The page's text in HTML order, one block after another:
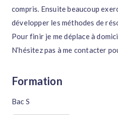
compris. Ensuite beaucoup
développer les méthodes de
Pour finir je me déplace à
N’hésitez pas à me contacter
Formation
Bac S